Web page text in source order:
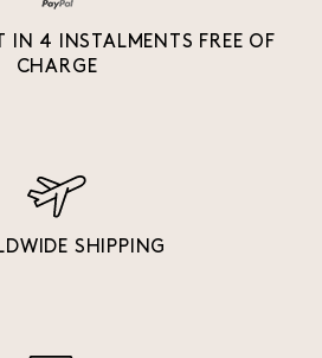
IN 4 INSTALMENTS FREE OF
CHARGE
SHIPPING